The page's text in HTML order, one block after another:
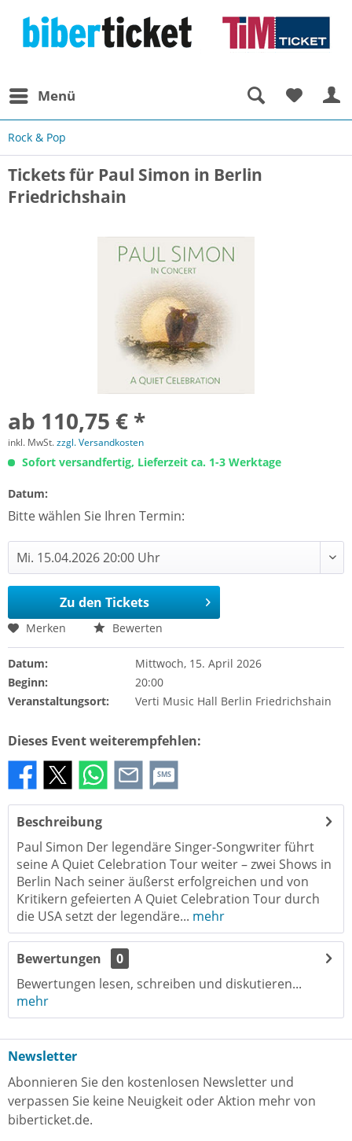
Menü
Rock & Pop
Tickets für Paul Simon in Berlin
Friedrichshain
ab 110,75 € *
inkl. MwSt.zzgl. Versandkosten
Sofort versandfertig, Lieferzeit ca. 1-3 Werktage
Datum:
Bitte wählen Sie Ihren Termin:
Zu den Tickets
Merken Bewerten
Datum:
Mittwoch, 15. April 2026
Beginn:
20:00
Veranstaltungsort:
Verti Music Hall Berlin Friedrichshain
Dieses Event weiterempfehlen:
SMS
Beschreibung
Paul Simon Der legendäre Singer-Songwriter führt
seine A Quiet Celebration Tour weiter – zwei Shows in
Berlin Nach seiner äußerst erfolgreichen und von
Kritikern gefeierten A Quiet Celebration Tour durch
die USA setzt der legendäre... mehr
Bewertungen
0
Bewertungen lesen, schreiben und diskutieren...
mehr
Newsletter
Abonnieren Sie den kostenlosen Newsletter und
verpassen Sie keine Neuigkeit oder Aktion mehr von
biberticket.de.